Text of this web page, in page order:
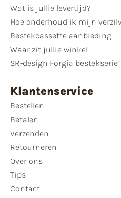
Wat is jullie levertijd?
Hoe onderhoud ik mijn
Bestekcassette aanbieding
Waar zit jullie winkel
SR-design Forgia bestekserie
Klantenservice
Bestellen
Betalen
Verzenden
Retourneren
Over ons
Tips
Contact